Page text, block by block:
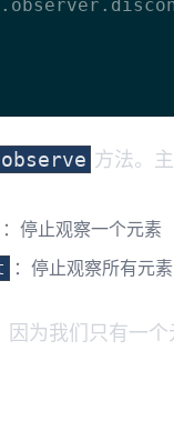
方法。
：停止观察一个元素
：停止观察所有元素
因为我们只有一